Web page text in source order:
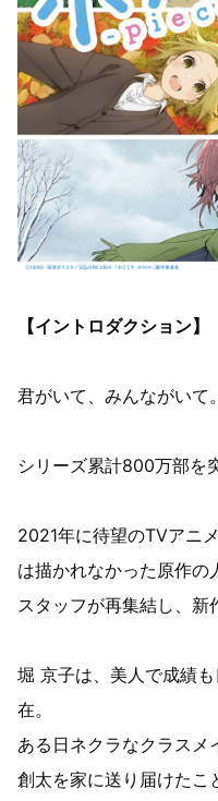
【イントロダクション】
君がいて、みんながいて
シリーズ累計800万部を
2021年に待望のTVアニ
は描かれなかった原作の
スタッフが再集結し、新
堀 京子は、美人で成績
在。
ある日ネクラなクラスメ
創太を家に送り届けた